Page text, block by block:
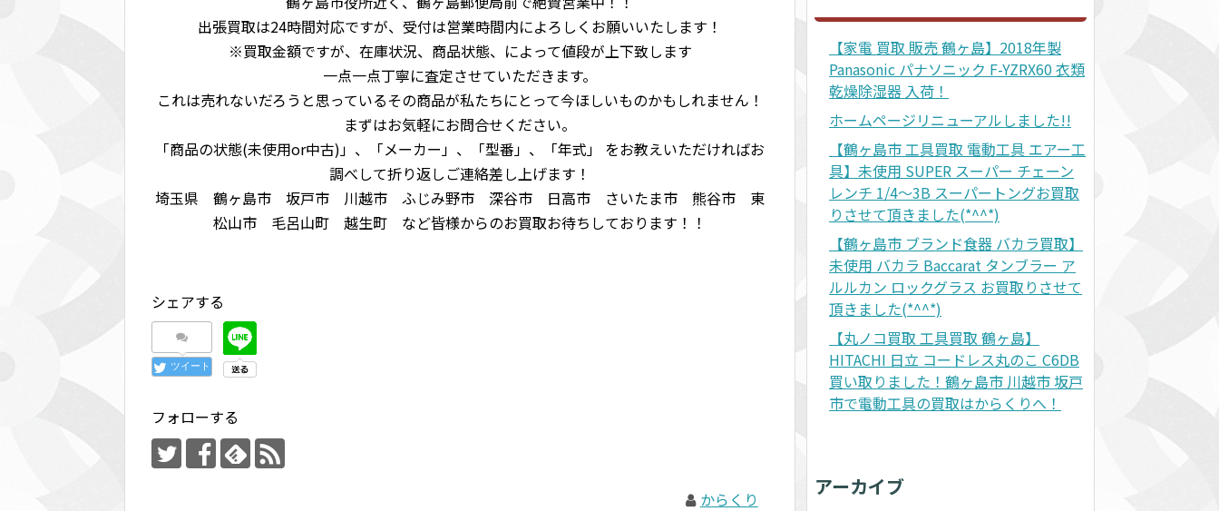
出張買取は24時間対応ですが、受付は営業時間内によろしくお願いいたします！
※買取金額ですが、在庫状況、商品状態、によって値段が上下致します
一点一点丁寧に査定させていただきます。
これは売れないだろうと思っているその商品が私たちにとって今ほしいものかもしれません！
まずはお気軽にお問合せください。
「商品の状態(未使用or中古)」、「メーカー」、「型番」、「年式」 をお教えいただければお
調べして折り返しご連絡差し上げます！
埼玉県 鶴ヶ島市 坂戸市 川越市 ふじみ野市 深谷市 日高市 さいたま市 熊谷市 東
松山市 毛呂山町 越生町 など皆様からのお買取お待ちしております！！
シェアする
ツイート
フォローする
からくり
【家電 買取 販売 鶴ヶ島】2018年製
Panasonic パナソニック F-YZRX60 衣類
乾燥除湿器 入荷！
ホームページリニューアルしました!!
【鶴ヶ島市 工具買取 電動工具 エアー工
具】未使用 SUPER スーパー チェーン
レンチ 1/4～3B スーパートングお買取
りさせて頂きました(*^^*)
【鶴ヶ島市 ブランド食器 バカラ買取】
未使用 バカラ Baccarat タンブラー ア
ルルカン ロックグラス お買取りさせて
頂きました(*^^*)
【丸ノコ買取 工具買取 鶴ヶ島】
HITACHI 日立 コードレス丸のこ C6DB
買い取りました！鶴ヶ島市 川越市 坂戸
市で電動工具の買取はからくりへ！
アーカイブ